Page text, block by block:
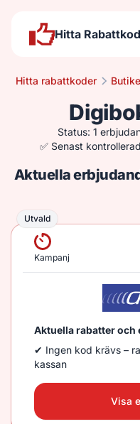
Hitta Rabattkod
Hitta rabattkoder
Status: 1
✅ Senast
Aktuella
Utvald
Utvald
Kampanj
Aktuella rabatter
✔ Ingen kod krävs –
kassan
Visa